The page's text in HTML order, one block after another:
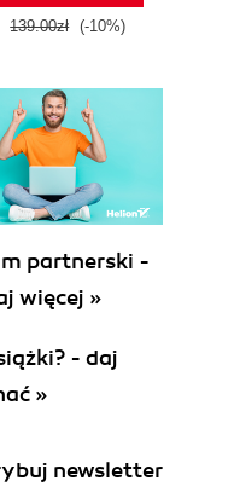
139.00zł (-10%)
partnerski -
więcej »
- daj
»
newsletter